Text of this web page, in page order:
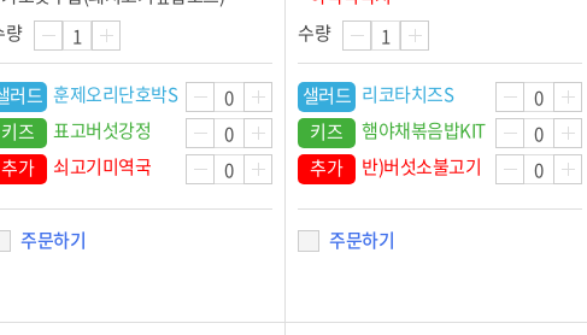
량
러드 훈제오리단호박S
키즈
표고버섯강정
추가
쇠고기미역국
주문하기
수량
샐러드 리코타치즈S
키즈
햄야채볶음밥KIT
추가
반)버섯소불고기
주문하기